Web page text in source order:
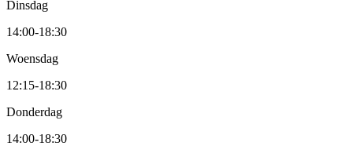
Dinsdag
14:00-18:30
Woensdag
12:15-18:30
Donderdag
14:00-18:30